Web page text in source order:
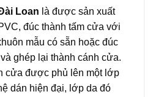
Loan là được sản xuất
đúc thành tấm cửa với
mẫu có sẵn hoặc đúc
ghép lại thành cánh cửa.
cửa được phủ lên một lớp
dán hiện đại, lớp da đó